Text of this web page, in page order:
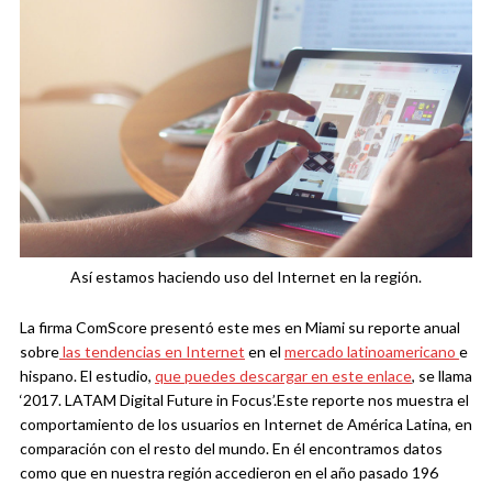
Así estamos haciendo uso del Internet en la región.
La firma ComScore presentó este mes en Miami su reporte anual
sobrelas tendencias en Internet en el mercado latinoamericano e
hispano. El estudio, que puedes descargar en este enlace, se llama
‘2017. LATAM Digital Future in Focus’.Este reporte nos muestra el
comportamiento de los usuarios en Internet de América Latina, en
comparación con el resto del mundo. En él encontramos datos
como que en nuestra región accedieron en el año pasado 196